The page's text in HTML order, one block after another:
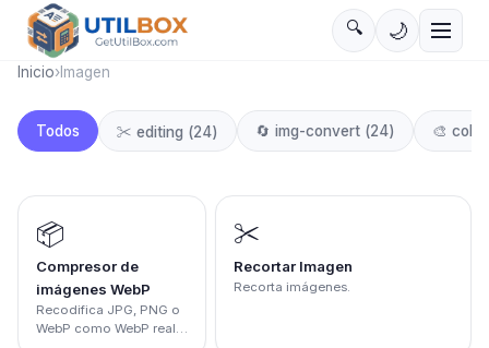
🔍 🌙
Inicio› Imagen
Todos ✂️ editing (24) 🔄 img-convert (24) 🎨 color
📦
Compresor de
imágenes WebP
Recodifica JPG, PNG o
WebP como WebP real y
✂️
Recortar Imagen
Recorta imágenes.